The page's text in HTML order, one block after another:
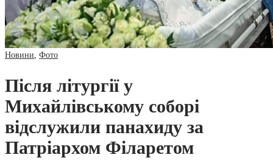
Новини Фото
Після літургії у
Михайлівському соборі
відслужили панахиду за
Патріархом Філаретом